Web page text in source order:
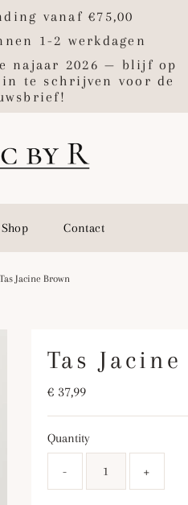
vanaf €75,00
1-2 werkdagen
najaar 2026 — blijf op
te schrijven voor de
Shop Contact
Tas Jacine Brown
Tas
Regular
Price
€ 37,99
Quantity
- +